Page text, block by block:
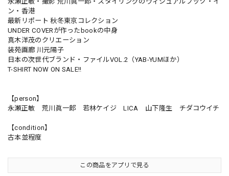
ン・香港
最新リポート 秋冬東京コレクション
UNDER COVERが作ったbookの中身
真木洋茂のクリエーション
装苑画廊 川元陽子
日本の次世代ブランド・ファイルVOL.2（YAB-YUMほか）
T-SHIRT NOW ON SALE!!
【person】
永瀬正敏 荒川眞一郎 若林ケイジ LICA 山下隆生 チダコウイチ
【condition】
古本並程度
この商品をアプリで見る